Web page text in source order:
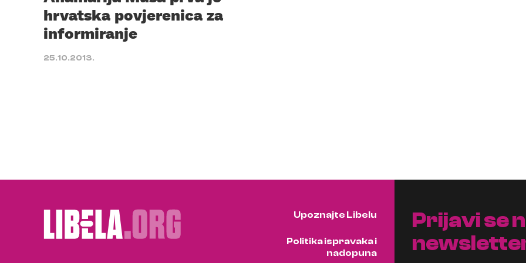
hrvatska povjerenica za
informiranje
25.10.2013.
Upoznajte Libelu
Politika ispravaka i
nadopuna
Prijavi se